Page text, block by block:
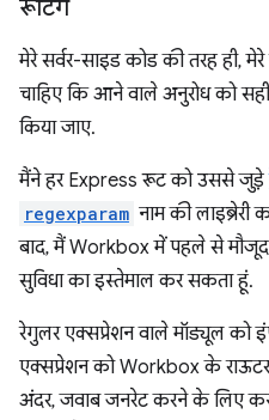
रूटिंग
मेरे सर्वर-साइड कोड की तरह ही, मेरे
चाहिए कि आने वाले अनुरोध को
किया जाए.
मैंने हर Express रूट को उससे जुड़े
regexparam नाम की लाइब्रेरी
बाद, मैं Workbox में पहले से
सुविधा का इस्तेमाल कर सकता हूं.
रेगुलर एक्सप्रेशन वाले मॉड्यूल को
एक्सप्रेशन को Workbox के
अंदर, जवाब जनरेट करने के लिए